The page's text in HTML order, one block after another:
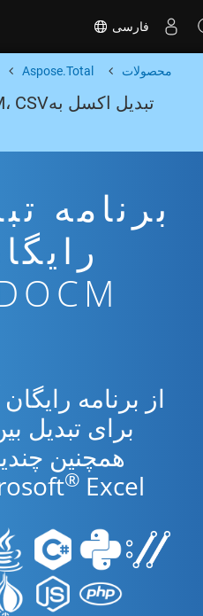
فارسی
محصولات Aspose.Total
برنامه
همچنین
® Excel استفاده کنید.